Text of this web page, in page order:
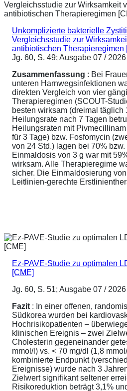
Unkomplizierte bakterielle
Vergleichsstudie zur
antibiotischen Therapieregimen
Jg. 60, S. 49; Ausgabe 07 / 2026
Zusammenfassung : Bei
unteren Harnwegsinfektionen
direkten Vergleich von vier
Therapieregimen (SCOUT-
besten wirksam (dreimal täglich
Heilungsrate nach 7 Tagen
Heilungsraten mit
für 3 Tage) bzw. Fosfomycin
von 24 Std.) lagen bei 70%
Einmaldosis von 3 g war mit
wirksam. Alle Therapieregime
sicher. Die Einmaldosierung
Leitlinien-gerechte
Ez-PAVE-Studie zu optimalen
[CME]
Jg. 60, S. 51; Ausgabe 07 / 2026
Fazit : In einer offenen,
Südkorea wurden bei
Hochrisikopatienten –
klinischen Ereignis – zwei
Cholesterin gegeneinander
mmol/l) vs. < 70 mg/dl (1,8
kombinierte Endpunkt
Ereignisse) wurde nach 3
Zielwert signifikant seltener
Risikoreduktion beträgt 3,1%